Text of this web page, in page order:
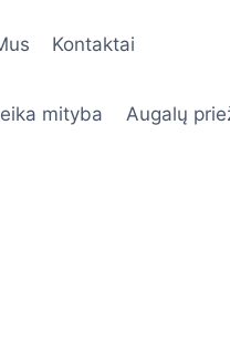
Kontaktai
mityba Augalų